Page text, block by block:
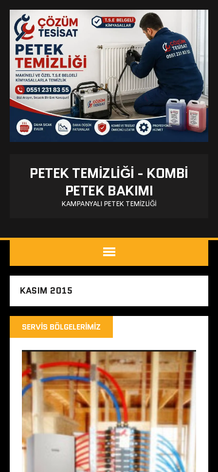
PETEK TEMIZLIĞI - KOMBI
PETEK BAKIMI
KAMPANYALI PETEK TEMIZLIĞI
KASIM 2015
SERVIS BÖLGELERIMIZ